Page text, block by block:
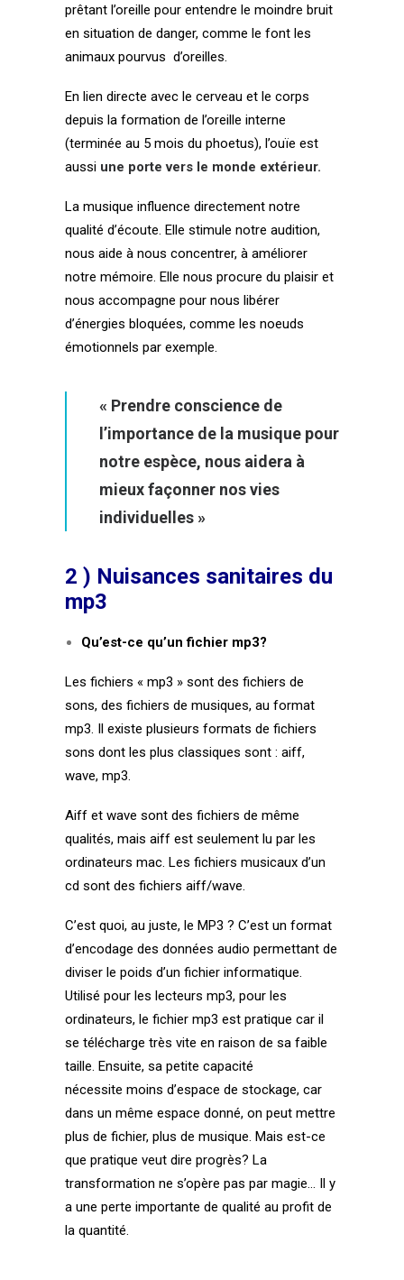
prêtant l’oreille pour entendre le moindre bruit
en situation de danger, comme le font les
animaux pourvus d’oreilles.
En lien directe avec le cerveau et le corps
depuis la formation de l’oreille interne
(terminée au 5 mois du phoetus), l’ouïe est
aussi une porte vers le monde extérieur.
La musique influence directement notre
qualité d’écoute. Elle stimule notre audition,
nous aide à nous concentrer, à améliorer
notre mémoire. Elle nous procure du plaisir et
nous accompagne pour nous libérer
d’énergies bloquées, comme les noeuds
émotionnels par exemple.
« Prendre conscience de
l’importance de la musique pour
notre espèce, nous aidera à
mieux façonner nos vies
individuelles »
2 ) Nuisances sanitaires du
mp3
Qu’est-ce qu’un fichier mp3?
Les fichiers « mp3 » sont des fichiers de
sons, des fichiers de musiques, au format
mp3. Il existe plusieurs formats de fichiers
sons dont les plus classiques sont : aiff,
wave, mp3.
Aiff et wave sont des fichiers de même
qualités, mais aiff est seulement lu par les
ordinateurs mac. Les fichiers musicaux d’un
cd sont des fichiers aiff/wave.
C’est quoi, au juste, le MP3 ? C’est un format
d’encodage des données audio permettant de
diviser le poids d’un fichier informatique.
Utilisé pour les lecteurs mp3, pour les
ordinateurs, le fichier mp3 est pratique car il
se télécharge très vite en raison de sa faible
taille. Ensuite, sa petite capacité
nécessite moins d’espace de stockage, car
dans un même espace donné, on peut mettre
plus de fichier, plus de musique. Mais est-ce
que pratique veut dire progrès? La
transformation ne s’opère pas par magie… Il y
a une perte importante de qualité au profit de
la quantité.